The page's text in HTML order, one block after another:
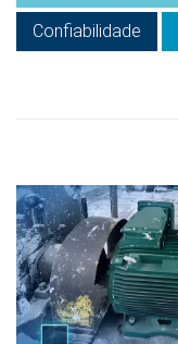
Confiabilidade